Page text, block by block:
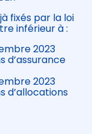
fixés par la loi
inférieur à :
2023
d’assurance
2023
d’allocations